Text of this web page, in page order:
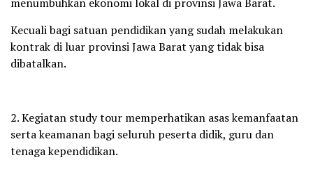
Kecuali bagi satuan pendidikan yang sudah melakukan
kontrak di luar provinsi Jawa Barat yang tidak bisa
dibatalkan.
2. Kegiatan study tour memperhatikan asas kemanfaatan
serta keamanan bagi seluruh peserta didik, guru dan
tenaga kependidikan.